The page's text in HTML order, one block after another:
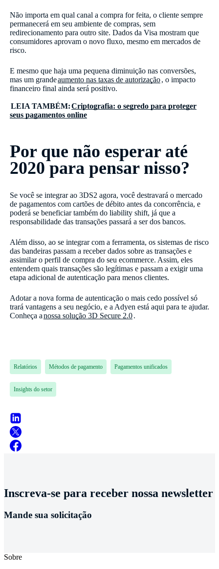
Não importa em qual canal a compra for feita, o cliente sempre
permanecerá em seu ambiente de compras, sem
redirecionamento para outro site. Dados da Visa mostram que
consumidores aprovam o novo fluxo, mesmo em mercados de
risco.
E mesmo que haja uma pequena diminuição nas conversões,
mas um grandeaumento nas taxas de autorização, o impacto
financeiro final ainda será positivo.
LEIA TAMBÉM:Criptografia: o segredo para proteger
seus pagamentos online
Por que não esperar até
2020 para pensar nisso?
Se você se integrar ao 3DS2 agora, você destravará o mercado
de pagamentos com cartões de débito antes da concorrência, e
poderá se beneficiar também do liability shift, já que a
responsabilidade das transações passará a ser dos bancos.
Além disso, ao se integrar com a ferramenta, os sistemas de risco
das bandeiras passam a receber dados sobre as transações e
assimilar o perfil de compra do seu ecommerce. Assim, eles
entendem quais transações são legítimas e passam a exigir uma
etapa adicional de autenticação para menos clientes.
Adotar a nova forma de autenticação o mais cedo possível só
trará vantagens a seu negócio, e a Adyen está aqui para te ajudar.
Conheça anossa solução 3D Secure 2.0.
Relatórios Métodos de pagamento Pagamentos unificados
Insights do setor
Inscreva-se para receber nossa newsletter
Mande sua solicitação
Sobre